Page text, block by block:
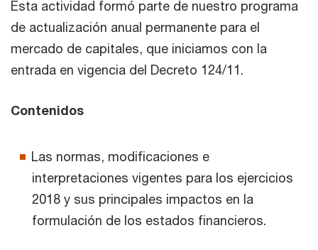
Esta actividad formó parte de nuestro programa
de actualización anual permanente para el
mercado de capitales, que iniciamos con la
entrada en vigencia del Decreto 124/11.
Contenidos
Las normas, modificaciones e
interpretaciones vigentes para los ejercicios
2018 y sus principales impactos en la
formulación de los estados financieros.